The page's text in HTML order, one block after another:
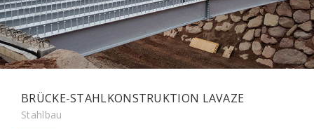
BRÜCKE-STAHLKONSTRUKTION LAVAZE
Stahlbau